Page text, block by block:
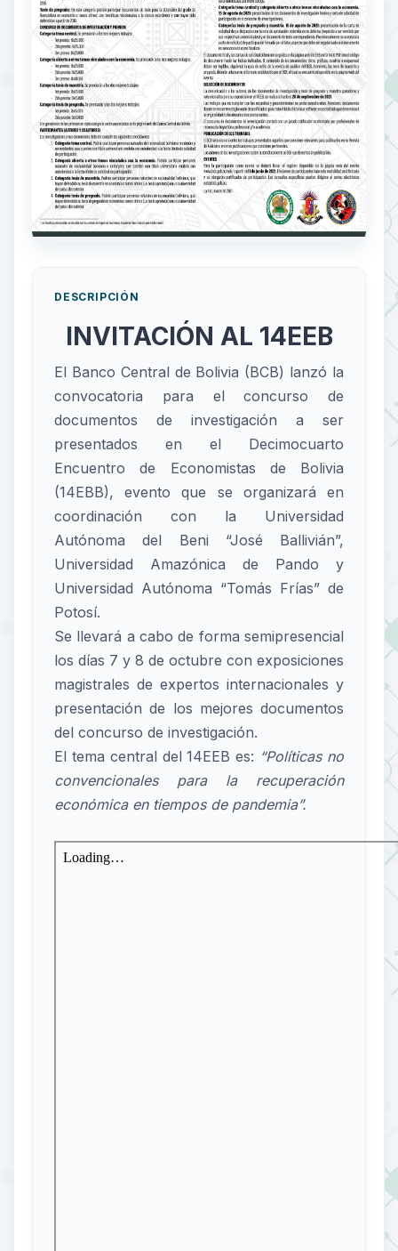
DESCRIPCIÓN
INVITACIÓN AL 14EEB
El Banco Central de Bolivia (BCB) lanzó la
convocatoria para el concurso de
documentos de investigación a ser
presentados en el Decimocuarto
Encuentro de Economistas de Bolivia
(14EBB), evento que se organizará en
coordinación con la Universidad
Autónoma del Beni “José Ballivián”,
Universidad Amazónica de Pando y
Universidad Autónoma “Tomás Frías” de
Potosí.
Se llevará a cabo de forma semipresencial
los días 7 y 8 de octubre con exposiciones
magistrales de expertos internacionales y
presentación de los mejores documentos
del concurso de investigación.
El tema central del 14EEB es: “Políticas no
convencionales para la recuperación
económica en tiempos de pandemia”.